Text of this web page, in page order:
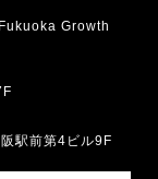
Growth
駅前第4ビル9F